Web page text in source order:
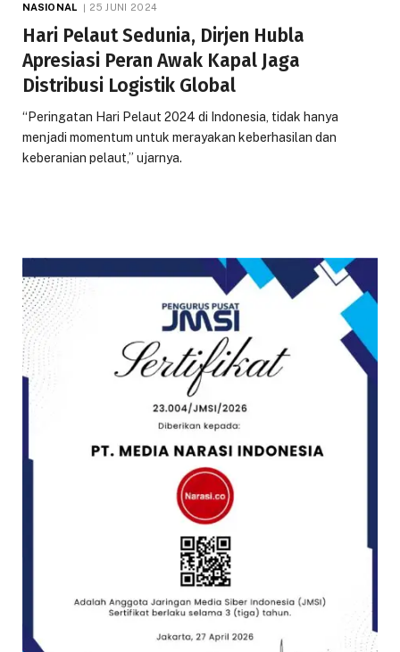
NASIONAL 25 JUNI 2024
Hari Pelaut Sedunia, Dirjen Hubla
Apresiasi Peran Awak Kapal Jaga
Distribusi Logistik Global
“Peringatan Hari Pelaut 2024 di Indonesia, tidak hanya
menjadi momentum untuk merayakan keberhasilan dan
keberanian pelaut,” ujarnya.